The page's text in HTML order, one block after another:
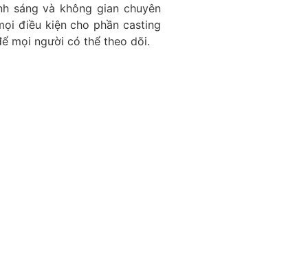
sáng và không gian chuyên
điều kiện cho phần casting
mọi người có thể theo dõi.